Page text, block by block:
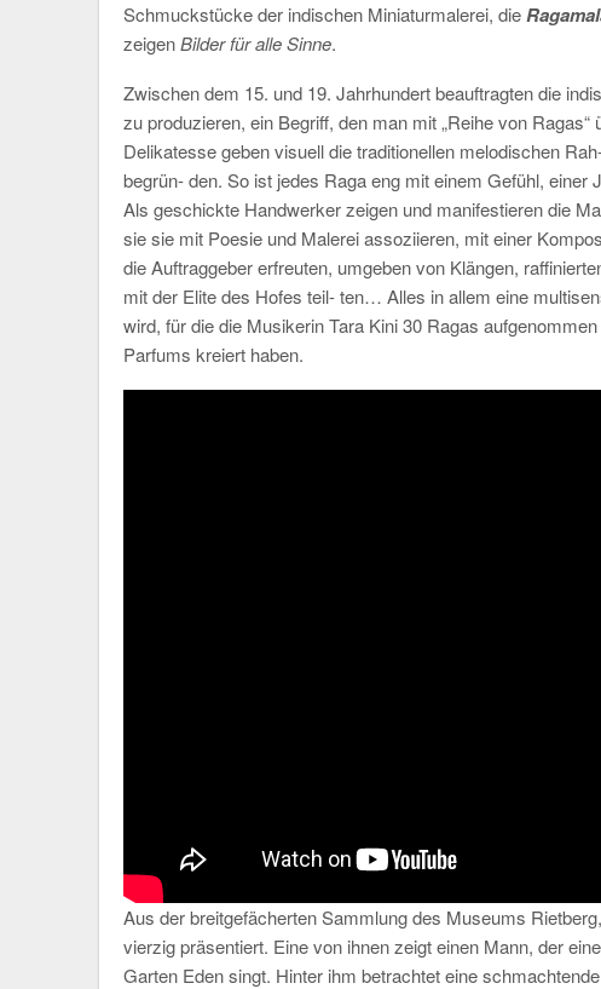
Schmuckstücke der indischen Miniaturmalerei, die
zeigenBilder für alle Sinne.
Zwischen dem 15. und 19. Jahrhundert beauftragten die
zu produzieren, ein Begriff, den man mit „Reihe von
Delikatesse geben visuell die traditionellen melodischen
begrün- den. So ist jedes Raga eng mit einem Gefühl,
Als geschickte Handwerker zeigen und manifestieren die
sie sie mit Poesie und Malerei assoziieren, mit einer
die Auftraggeber erfreuten, umgeben von Klängen,
mit der Elite des Hofes teil- ten… Alles in allem eine
wird, für die die Musikerin Tara Kini 30 Ragas
Parfums kreiert haben.
Aus der breitgefächerten Sammlung des Museums
vierzig präsentiert. Eine von ihnen zeigt einen Mann, der
Garten Eden singt. Hinter ihm betrachtet eine